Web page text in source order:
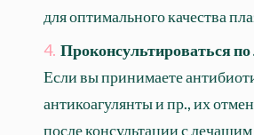
для оптимального качества
Проконсультироваться
Если вы принимаете
антикоагулянты и пр., их
после консультации с